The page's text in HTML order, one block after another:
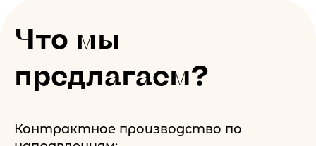
Что мы
предлагаем?
Контрактное производство по